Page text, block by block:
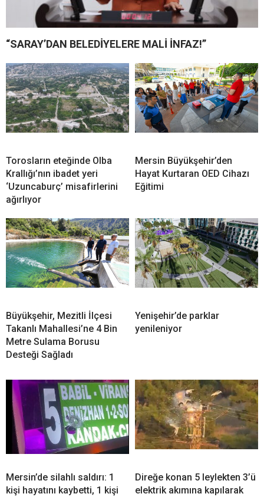
“SARAY’DAN BELEDİYELERE MALİ İNFAZ!”
Torosların eteğinde Olba
Krallığı’nın ibadet yeri
‘Uzuncaburç’ misafirlerini
ağırlıyor
Mersin Büyükşehir’den
Hayat Kurtaran OED Cihazı
Eğitimi
Büyükşehir, Mezitli İlçesi
Takanlı Mahallesi’ne 4 Bin
Metre Sulama Borusu
Desteği Sağladı
Yenişehir’de parklar
yenileniyor
Mersin’de silahlı saldırı: 1
kişi hayatını kaybetti, 1 kişi
Direğe konan 5 leylekten 3’ü
elektrik akımına kapılarak